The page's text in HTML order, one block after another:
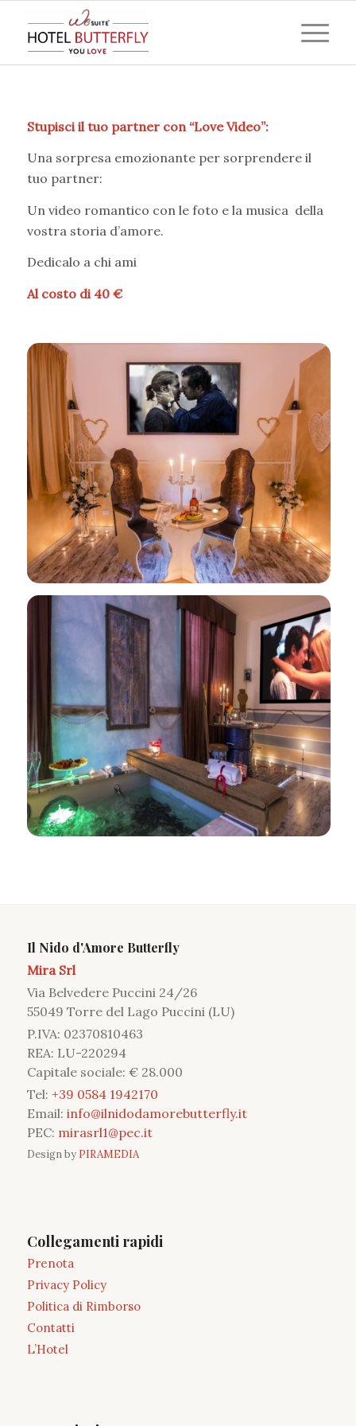
Stupisci il tuo partner con “Love Video”:
Una sorpresa emozionante per sorprendere il
tuo partner:
Un video romantico con le foto e la musica della
vostra storia d’amore.
Dedicalo a chi ami
Al costo di 40 €
Il Nido d'Amore Butterfly
Mira Srl
Via Belvedere Puccini 24/26
55049 Torre del Lago Puccini (LU)
P.IVA: 02370810463
REA: LU-220294
Capitale sociale: € 28.000
Tel: +39 0584 1942170
Email: info@ilnidodamorebutterfly.it
PEC: mirasrl1@pec.it
Design by PIRAMEDIA
Collegamenti rapidi
Prenota
Privacy Policy
Politica di Rimborso
Contatti
L’Hotel